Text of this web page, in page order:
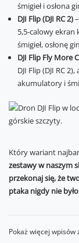
śmigieł i osłona
DJI Flip (DJI RC 2)
5,5-calowy ekran
śmigieł, osłonę
DJI Flip Fly More
DJI Flip (DJI RC
akumulatory i
Który wariant
zestawy w naszym
przekonaj się, że
ptaka nigdy nie
Pokaż więcej wpisów